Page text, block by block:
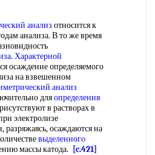
анализ относится к
анализа. В то же время
. Характерной
осаждение определяемого
на взвешенном
анализ
дляопределения
в растворах в
электролизе
разряжаясь, осаждаются на
выделенного
массы катода.
[c.421]